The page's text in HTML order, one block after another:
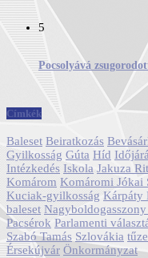
5
Pocsolyává
Címkék
Baleset Beiratkozás
Gyilkosság Gúta Híd
Intézkedés Iskola Jakuza
Komárom Komáromi Jókai
Kuciak-gyilkosság Kárpáty
baleset
Pacsérok Parlamenti
Szabó Tamás Szlovákia
Érsekújvár Önkormányzat